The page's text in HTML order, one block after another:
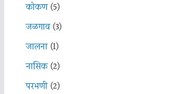
कोकण(5)
जळगाव(3)
जालना(1)
नासिक(2)
परभणी(2)